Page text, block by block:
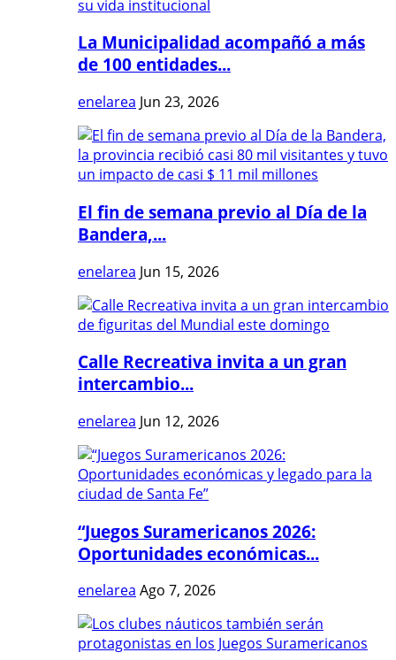
La Municipalidad acompañó a más
de 100 entidades...
enelarea Jun 23, 2026
El fin de semana previo al Día de la
Bandera,...
enelarea Jun 15, 2026
Calle Recreativa invita a un gran
intercambio...
enelarea Jun 12, 2026
“Juegos Suramericanos 2026:
Oportunidades económicas...
enelarea Ago 7, 2026